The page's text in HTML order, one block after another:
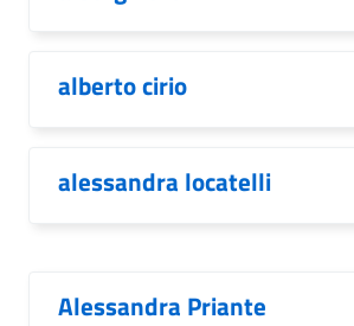
alberto cirio
alessandra locatelli
Alessandra Priante